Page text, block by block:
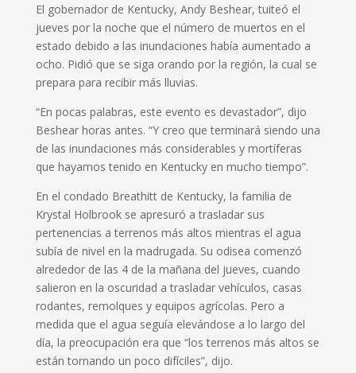
El gobernador de Kentucky, Andy Beshear, tuiteó el
jueves por la noche que el número de muertos en el
estado debido a las inundaciones había aumentado a
ocho. Pidió que se siga orando por la región, la cual se
prepara para recibir más lluvias.
“En pocas palabras, este evento es devastador”, dijo
Beshear horas antes. “Y creo que terminará siendo una
de las inundaciones más considerables y mortíferas
que hayamos tenido en Kentucky en mucho tiempo”.
En el condado Breathitt de Kentucky, la familia de
Krystal Holbrook se apresuró a trasladar sus
pertenencias a terrenos más altos mientras el agua
subía de nivel en la madrugada. Su odisea comenzó
alrededor de las 4 de la mañana del jueves, cuando
salieron en la oscuridad a trasladar vehículos, casas
rodantes, remolques y equipos agrícolas. Pero a
medida que el agua seguía elevándose a lo largo del
día, la preocupación era que “los terrenos más altos se
están tornando un poco difíciles”, dijo.